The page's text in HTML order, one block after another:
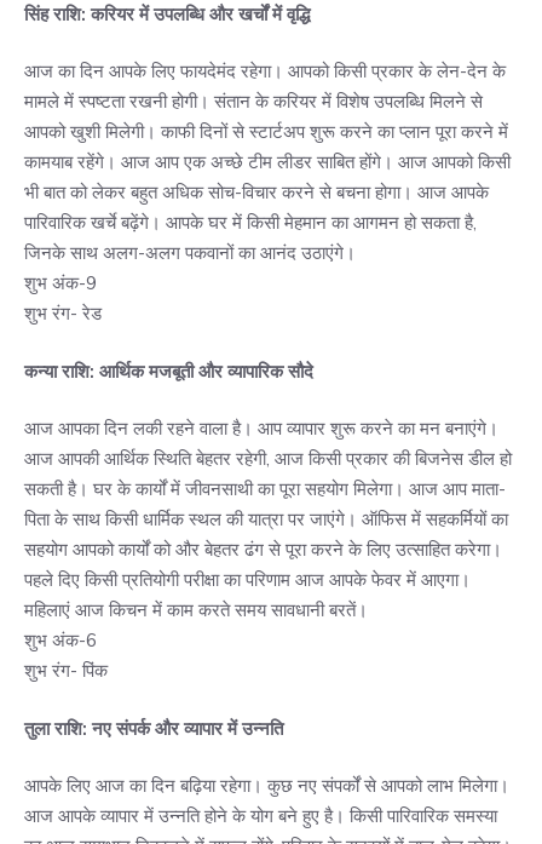
सिंह राशि: करियर में उपलब्धि और खर्चों में वृद्धि
आज का दिन आपके लिए फायदेमंद रहेगा। आपको किसी प्रकार के लेन-देन के
मामले में स्पष्टता रखनी होगी। संतान के करियर में विशेष उपलब्धि मिलने से
आपको खुशी मिलेगी। काफी दिनों से स्टार्टअप शुरू करने का प्लान पूरा करने में
कामयाब रहेंगे। आज आप एक अच्छे टीम लीडर साबित होंगे। आज आपको किसी
भी बात को लेकर बहुत अधिक सोच-विचार करने से बचना होगा। आज आपके
पारिवारिक खर्चे बढ़ेंगे। आपके घर में किसी मेहमान का आगमन हो सकता है,
जिनके साथ अलग-अलग पकवानों का आनंद उठाएंगे।
शुभ अंक-9
शुभ रंग- रेड
कन्या राशि: आर्थिक मजबूती और व्यापारिक सौदे
आज आपका दिन लकी रहने वाला है। आप व्यापार शुरू करने का मन बनाएंगे।
आज आपकी आर्थिक स्थिति बेहतर रहेगी, आज किसी प्रकार की बिजनेस डील हो
सकती है। घर के कार्यों में जीवनसाथी का पूरा सहयोग मिलेगा। आज आप माता-
पिता के साथ किसी धार्मिक स्थल की यात्रा पर जाएंगे। ऑफिस में सहकर्मियों का
सहयोग आपको कार्यों को और बेहतर ढंग से पूरा करने के लिए उत्साहित करेगा।
पहले दिए किसी प्रतियोगी परीक्षा का परिणाम आज आपके फेवर में आएगा।
महिलाएं आज किचन में काम करते समय सावधानी बरतें।
शुभ अंक-6
शुभ रंग- पिंक
तुला राशि: नए संपर्क और व्यापार में उन्नति
आपके लिए आज का दिन बढ़िया रहेगा। कुछ नए संपर्कों से आपको लाभ मिलेगा।
आज आपके व्यापार में उन्नति होने के योग बने हुए है। किसी पारिवारिक समस्या